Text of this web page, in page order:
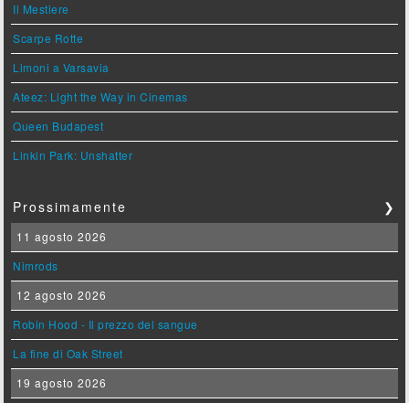
Il Mestiere
Scarpe Rotte
Limoni a Varsavia
Ateez: Light the Way in Cinemas
Queen Budapest
Linkin Park: Unshatter
Prossimamente ❯
11 agosto 2026
Nimrods
12 agosto 2026
Robin Hood - Il prezzo del sangue
La fine di Oak Street
19 agosto 2026